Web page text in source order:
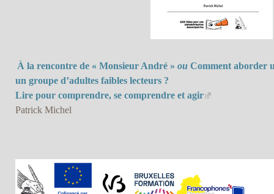
À la rencontre de « Monsieur André » ou Comment aborder
un groupe d’adultes faibles lecteurs ?
Lire pour comprendre, se comprendre et agir
Patrick Michel